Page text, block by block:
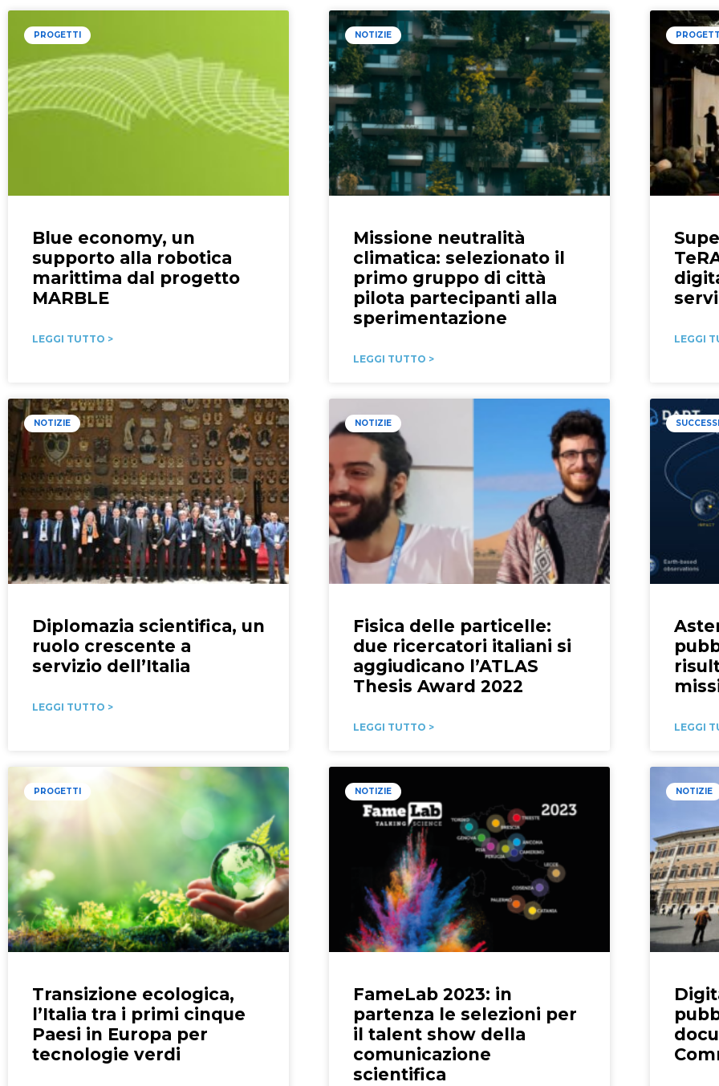
PROGETTI
Blue economy, un
supporto alla robotica
marittima dal progetto
MARBLE
LEGGI TUTTO >
NOTIZIE
Missione neutralità
climatica: selezionato il
primo gruppo di città
pilota partecipanti alla
sperimentazione
LEGGI TUTTO >
PROGETTI
LEGGI
NOTIZIE
Diplomazia scientifica, un
ruolo crescente a
servizio dell’Italia
LEGGI TUTTO >
NOTIZIE
Fisica delle particelle:
due ricercatori italiani si
aggiudicano l’ATLAS
Thesis Award 2022
LEGGI TUTTO >
SUCCESSI
LEGGI
PROGETTI
Transizione ecologica,
l’Italia tra i primi cinque
Paesi in Europa per
tecnologie verdi
NOTIZIE
FameLab 2023: in
partenza le selezioni per
il talent show della
comunicazione
scientifica
NOTIZIE